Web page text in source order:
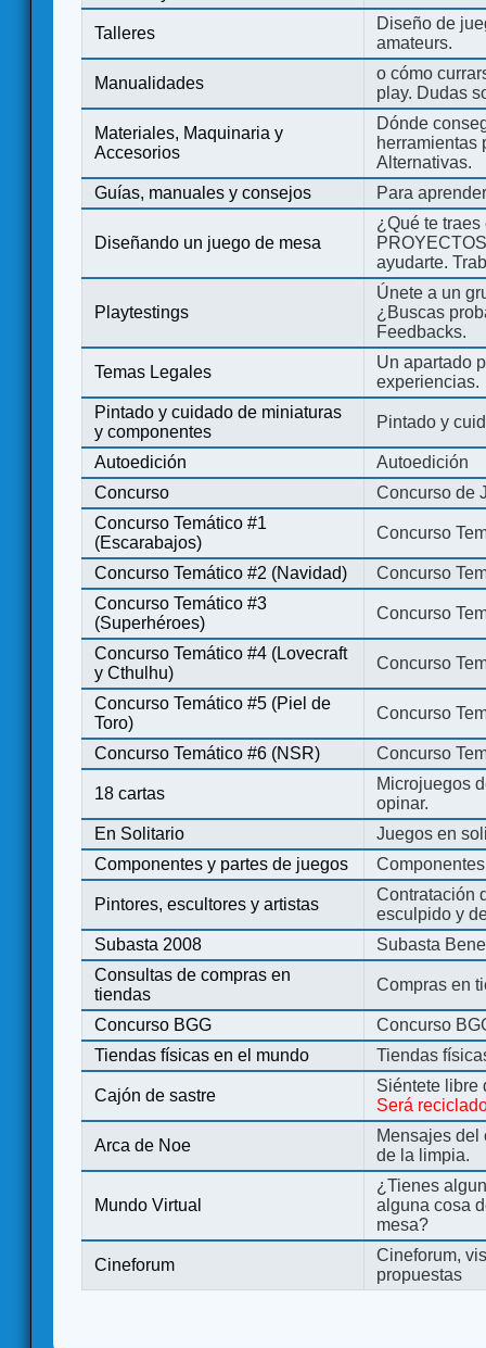
Talleres
Diseño de
amateurs.
Manualidades
o cómo
play. Dudas
Materiales, Maquinaria y
Accesorios
Dónde
herramientas
Alternativas.
Guías, manuales y consejos
Para
Diseñando un juego de mesa
¿Qué te
ayudarte.
Playtestings
Únete a un
¿Buscas
Feedbacks.
Temas Legales
Un apartado
experiencias.
Pintado y cuidado de miniaturas
y componentes
Pintado y
Autoedición
Autoedición
Concurso
Concurso de
Concurso Temático #1
(Escarabajos)
Concurso
Concurso Temático #2 (Navidad)
Concurso
Concurso Temático #3
(Superhéroes)
Concurso
Concurso Temático #4 (Lovecraft
y Cthulhu)
Concurso
Concurso Temático #5 (Piel de
Toro)
Concurso
Concurso Temático #6 (NSR) Concurso
18 cartas
Microjuegos
opinar.
En Solitario
Juegos en
Componentes y partes de juegos
Pintores, escultores y artistas
Contratación
esculpido y
Subasta 2008
Subasta
Consultas de compras en
tiendas
Compras en
Concurso BGG
Concurso
Tiendas físicas en el mundo
Tiendas
Cajón de sastre
Siéntete libre
Será
Arca de Noe
Mensajes del
de la limpia.
Mundo Virtual
¿Tienes
alguna cosa
mesa?
Cineforum
Cineforum,
propuestas